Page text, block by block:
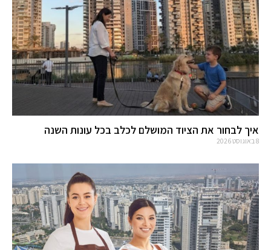
איך לבחור את הציוד המושלם לכלב בכל עונות השנה
8 באוגוסט 2026